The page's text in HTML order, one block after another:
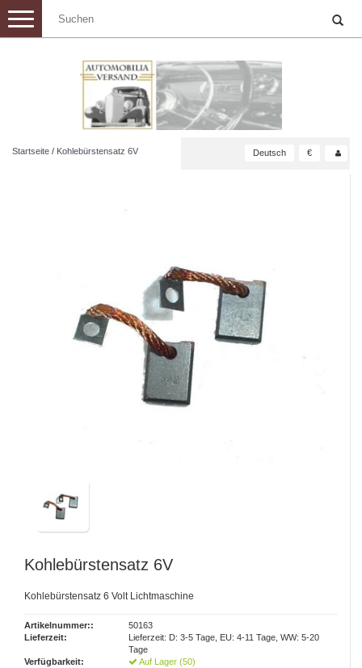
Toggle
navigation
Startseite / Kohlebürstensatz 6V Deutsch €
Kohlebürstensatz 6V
Kohlebürstensatz 6 Volt Lichtmaschine
Artikelnummer::
50163
Lieferzeit:
Lieferzeit: D: 3-5 Tage, EU: 4-11 Tage, WW: 5-20
Tage
Verfügbarkeit:
Auf Lager (50)